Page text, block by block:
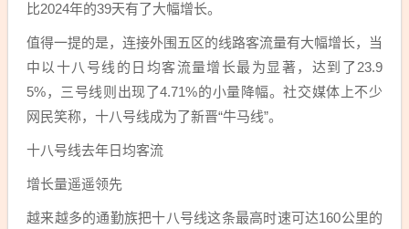
比2024年的39天有了大幅增长。
值得一提的是，连接外围五区的线路客流量有大幅增长，当
中以十八号线的日均客流量增长最为显著，达到了23.9
5%，三号线则出现了4.71%的小量降幅。社交媒体上不少
网民笑称，十八号线成为了新晋“牛马线”。
十八号线去年日均客流
增长量遥遥领先
越来越多的通勤族把十八号线这条最高时速可达160公里的